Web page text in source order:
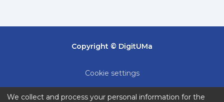
Copyright © DigitUMa
Cookie settings
We collect and process your personal information for the